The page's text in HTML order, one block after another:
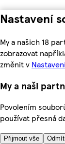
Nastavení
My a našich 18
zobrazovat
změnit v
My a naši
Povolením
používat přesná
Přijmout vše